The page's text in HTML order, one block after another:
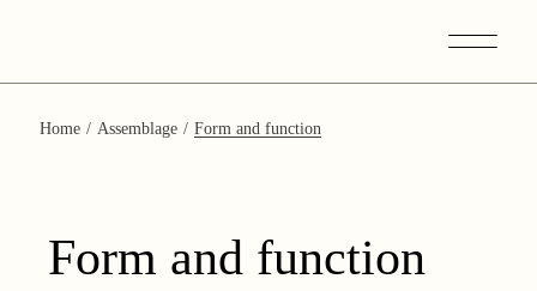
Home Assemblage Form and function
Form and function